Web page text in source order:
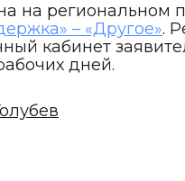
на региональном
– «Другое».
кабинет
дней.